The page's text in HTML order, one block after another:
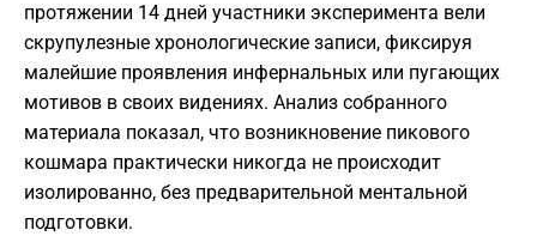
протяжении 14 дней участники эксперимента вели
скрупулезные хронологические записи, фиксируя
малейшие проявления инфернальных или пугающих
мотивов в своих видениях. Анализ собранного
материала показал, что возникновение пикового
кошмара практически никогда не происходит
изолированно, без предварительной ментальной
подготовки.